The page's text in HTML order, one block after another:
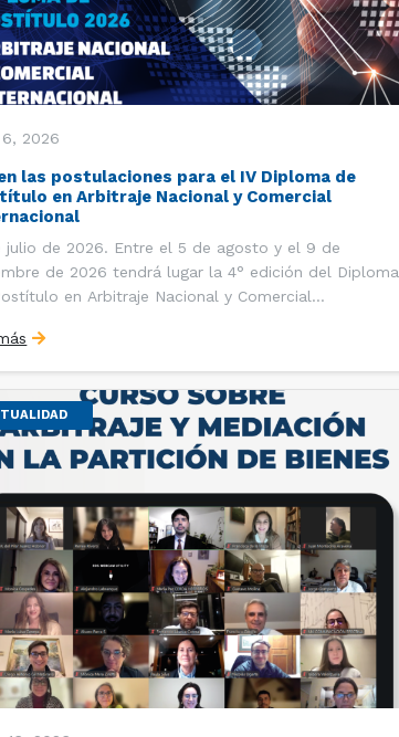
2026
las postulaciones para el IV Diploma de
en Arbitraje Nacional y Comercial
julio de 2026. Entre el 5 de agosto y el 9 de
de 2026 tendrá lugar la 4° edición del Diploma
en Arbitraje Nacional y Comercial
Internacional de la Facultad de Derecho de la
de Chile y […]